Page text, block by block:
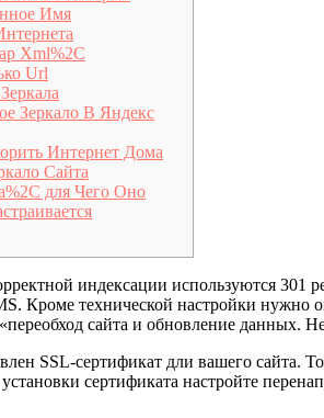
Имя
Xml%2C
Url
Зеркало В Яндекс
Интернет Дома
Сайта
для Чего Оно
индексации используются 301
Кроме технической настройки нужно
сайта и обновление данных.
SSL-сертификат дли вашего сайта.
сертификата настройте